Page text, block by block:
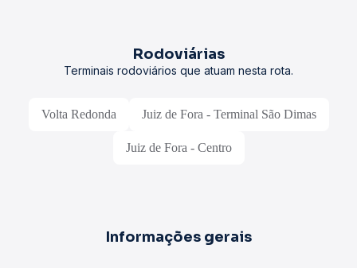
Rodoviárias
Terminais rodoviários que atuam nesta rota.
Volta Redonda Juiz de Fora - Terminal São Dimas
Juiz de Fora - Centro
Informações gerais